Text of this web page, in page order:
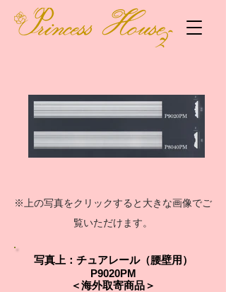
※上の写真をクリックすると大きな画像でご
覧いただけます。
写真上：チュアレール（腰壁用）
P9020PM
＜海外取寄商品＞